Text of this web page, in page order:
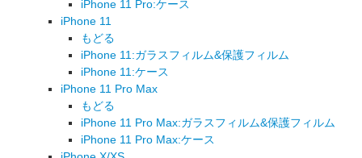
iPhone 11 Pro:ケース
iPhone 11
もどる
iPhone 11:ガラスフィルム&保護フィルム
iPhone 11:ケース
iPhone 11 Pro Max
もどる
iPhone 11 Pro Max:ガラスフィルム&保護フィルム
iPhone 11 Pro Max:ケース